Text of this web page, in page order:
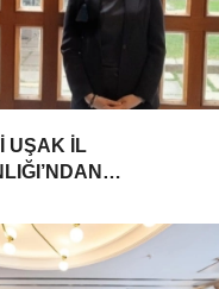
UŞAK İL